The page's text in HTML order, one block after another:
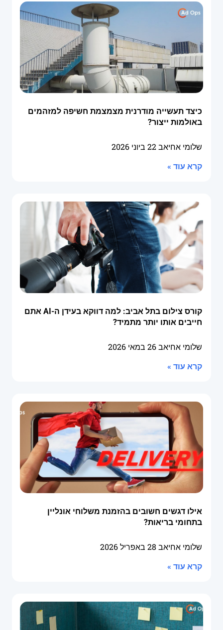
כיצד תעשייה מודרנית מצמצמת חשיפה למזהמים
באולמות ייצור?
שלומי אחיאב22 ביוני 2026
קרא עוד »
קורס צילום בתל אביב: למה דווקא בעידן ה-AI אתם
חייבים אותו יותר מתמיד?
שלומי אחיאב26 במאי 2026
קרא עוד »
אילו דגשים חשובים בהזמנת משלוחי אונליין
בתחומי בריאות?
שלומי אחיאב 28 באפריל 2026
קרא עוד »